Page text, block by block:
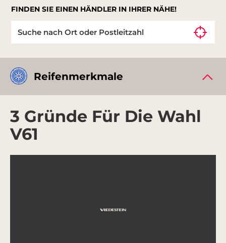
FINDEN SIE EINEN HÄNDLER IN IHRER NÄHE!
Reifenmerkmale
3 Gründe Für Die Wahl
V61